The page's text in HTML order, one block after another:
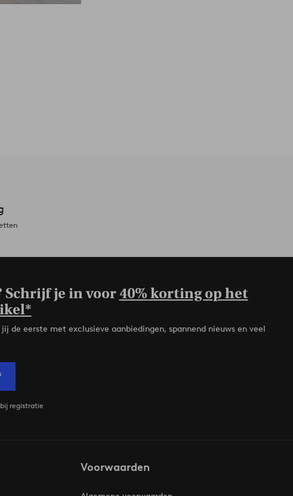
Schrijf je in voor40% korting op het
de eerste met exclusieve aanbiedingen, spannend nieuws en veel
registratie
Voorwaarden